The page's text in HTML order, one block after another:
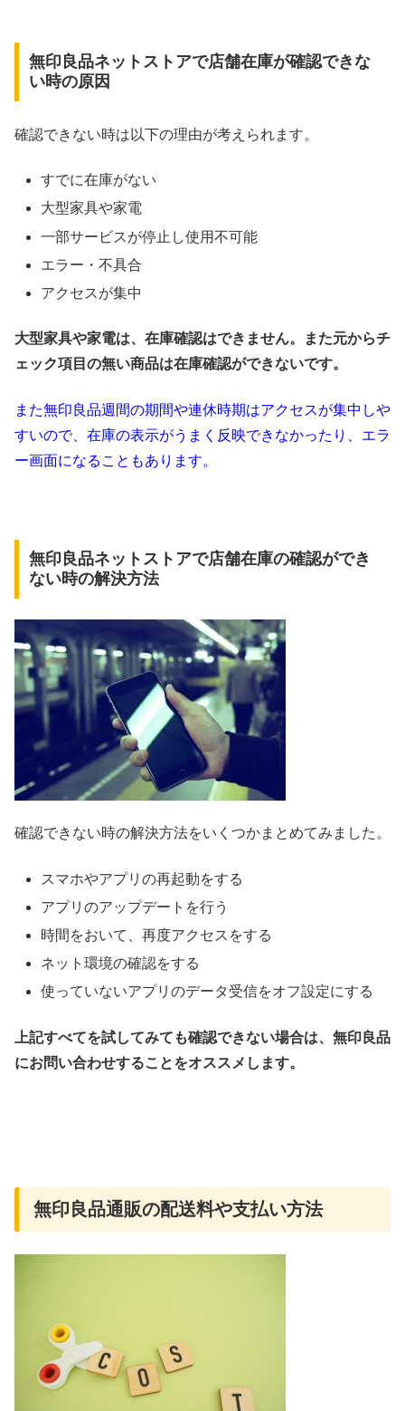
無印良品ネットストアで店舗在庫が確認できな
い時の原因
確認できない時は以下の理由が考えられます。
すでに在庫がない
大型家具や家電
一部サービスが停止し使用不可能
エラー・不具合
アクセスが集中
大型家具や家電は、在庫確認はできません。また元からチ
ェック項目の無い商品は在庫確認ができないです。
また無印良品週間の期間や連休時期はアクセスが集中しや
すいので、在庫の表示がうまく反映できなかったり、エラ
ー画面になることもあります。
無印良品ネットストアで店舗在庫の確認ができ
ない時の解決方法
確認できない時の解決方法をいくつかまとめてみました。
スマホやアプリの再起動をする
アプリのアップデートを行う
時間をおいて、再度アクセスをする
ネット環境の確認をする
使っていないアプリのデータ受信をオフ設定にする
上記すべてを試してみても確認できない場合は、無印良品
にお問い合わせすることをオススメします。
無印良品通販の配送料や支払い方法